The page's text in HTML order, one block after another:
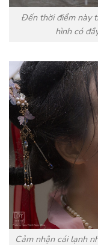
Đến thời điểm này
hình có
Cảm nhận cái lạnh